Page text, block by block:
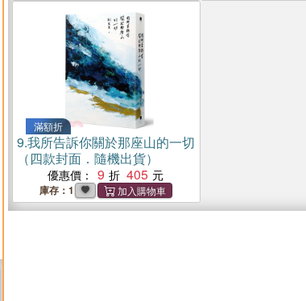
滿額折
9.我所告訴你關於那座山的一切
（四款封面．隨機出貨）
優惠價： 9 405
庫存：1